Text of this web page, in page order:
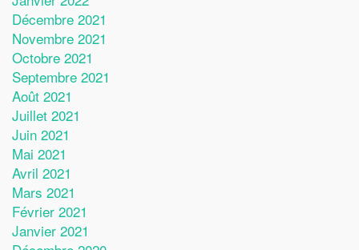
Décembre 2021
Novembre 2021
Octobre 2021
Septembre 2021
Août 2021
Juillet 2021
Juin 2021
Mai 2021
Avril 2021
Mars 2021
Février 2021
Janvier 2021